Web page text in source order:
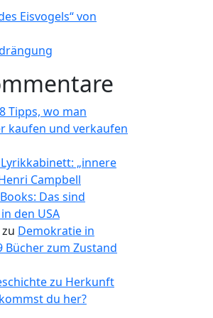
Eisvogels“ von
8 Tipps, wo man
kaufen und verkaufen
„innere
Campbell
Das sind
den USA
zu Demokratie in
Bücher zum Zustand
zu Herkunft
du her?